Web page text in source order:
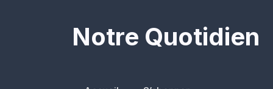
Notre Quotidien